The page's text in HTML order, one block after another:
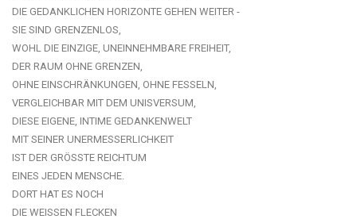
DIE GEDANKLICHEN HORIZONTE GEHEN WEITER -
SIE SIND GRENZENLOS,
WOHL DIE EINZIGE, UNEINNEHMBARE FREIHEIT,
DER RAUM OHNE GRENZEN,
OHNE EINSCHRÄNKUNGEN, OHNE FESSELN,
VERGLEICHBAR MIT DEM UNISVERSUM,
DIESE EIGENE, INTIME GEDANKENWELT
MIT SEINER UNERMESSERLICHKEIT
IST DER GRÖSSTE REICHTUM
EINES JEDEN MENSCHE.
DORT HAT ES NOCH
DIE WEISSEN FLECKEN